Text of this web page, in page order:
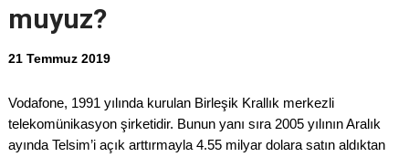
muyuz?
21 Temmuz 2019
Vodafone, 1991 yılında kurulan Birleşik Krallık merkezli
telekomünikasyon şirketidir. Bunun yanı sıra 2005 yılının Aralık
ayında Telsim’i açık arttırmayla 4.55 milyar dolara satın aldıktan